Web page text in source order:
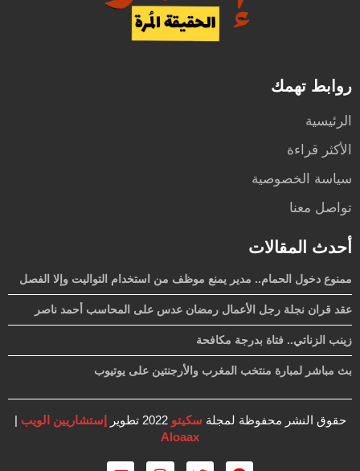
روابط تهمك
الرئيسية
الأكثر قراءة
سياسة الخصوصية
تواصل معنا
أحدث المقالات
ممنوع دخول الحمام.. مدير يمنع موظف من استخدام التواليت وإلا الفصل
عقد قران نجلة رجل الأعمال رمضان عدس على المحاسب أحمد ناصر
زينب الزناتي.. فتاة بدرجة مكافحة
بث مباشر لمبارة منتخب المغرب والأرجنتين على يوتيوب
حقوق النشر محفوظة لمجلة سكيتو2022 تطوير إستشاريين الويب |
Aloaax